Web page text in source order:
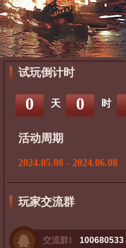
试玩倒计时
0 天 0 时
活动周期
2024.05.08 - 2024.06.08
玩家交流群
交流群1 100680533